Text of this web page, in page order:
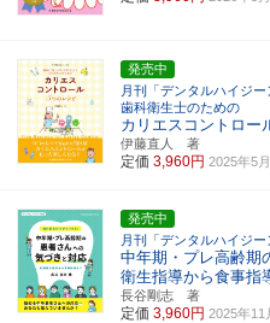
発売中
月刊「デンタルハイジ
歯科衛生士のための
カリエスコントロー
伊藤直人 著
定価 3,960円 2025年5
発売中
月刊「デンタルハイジ
中年期・プレ高齢期
衛生指導から食事指
長谷剛志 著
定価 3,960円 2025年11